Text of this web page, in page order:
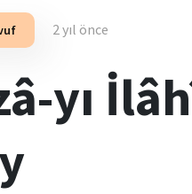
2 yıl önce
yı